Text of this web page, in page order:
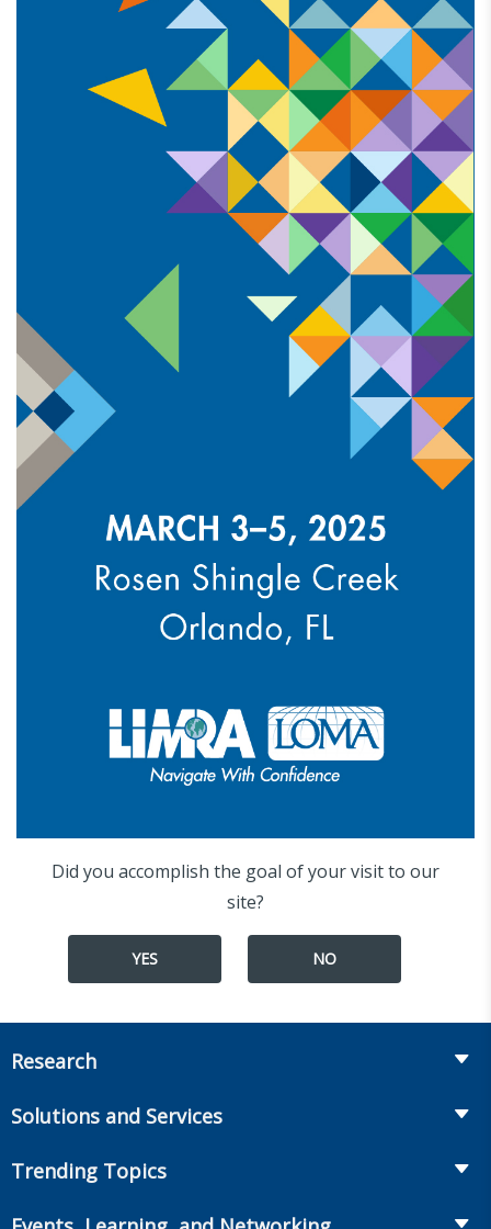
Did you accomplish the goal of your visit to our
site?
YES NO
Research
Annuities
Workplace Benefits
Solutions and Services
Trending Topics